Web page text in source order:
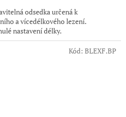
odsedka určená k
a vícedélkového lezení.
nastavení délky.
Kód: BLEXF.BP